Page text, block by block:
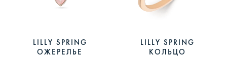
LILLY SPRING
ОЖЕРЕЛЬЕ
LILLY SPRING
КОЛЬЦО